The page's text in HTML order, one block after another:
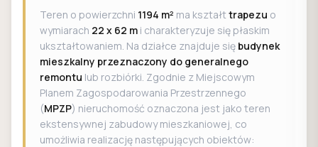
Teren o powierzchni 1194 m² ma kształttrapezu o
wymiarach 22 x 62 m i charakteryzuje się płaskim
ukształtowaniem. Na działce znajduje się budynek
mieszkalny przeznaczony do generalnego
remontu lub rozbiórki. Zgodnie z Miejscowym
Planem Zagospodarowania Przestrzennego
(MPZP) nieruchomość oznaczona jest jako teren
ekstensywnej zabudowy mieszkaniowej, co
umożliwia realizację następujących obiektów: